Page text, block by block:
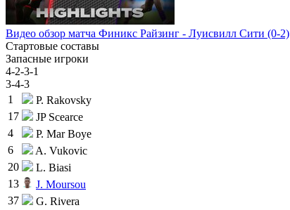
Видео обзор матча Финикс Райзинг - Луисвилл Сити (0-2)
Стартовые составы
Запасные игроки
4-2-3-1
3-4-3
1
P. Rakovsky
17
JP Scearce
4
P. Mar Boye
6
A. Vukovic
20
L. Biasi
13
J. Moursou
37
G. Rivera